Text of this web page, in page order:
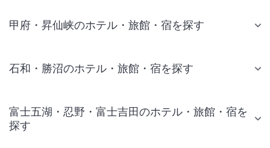
甲府・昇仙峡のホテル・旅館・宿を探す
石和・勝沼のホテル・旅館・宿を探す
富士五湖・忍野・富士吉田のホテル・旅館・宿を
探す